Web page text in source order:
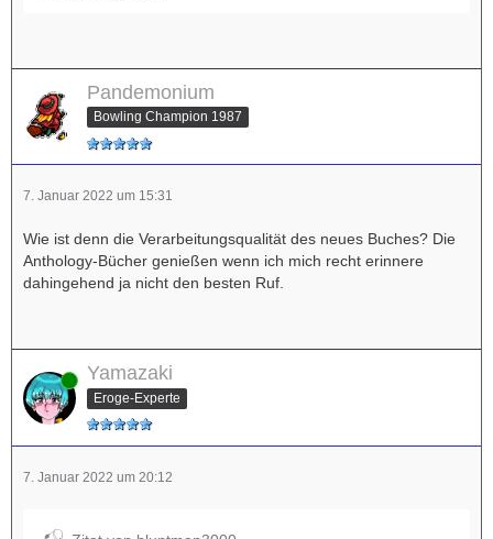
Pandemonium
Bowling Champion 1987
7. Januar 2022 um 15:31
Wie ist denn die Verarbeitungsqualität des neues Buches? Die
Anthology-Bücher genießen wenn ich mich recht erinnere
dahingehend ja nicht den besten Ruf.
Online Yamazaki
Eroge-Experte
7. Januar 2022 um 20:12